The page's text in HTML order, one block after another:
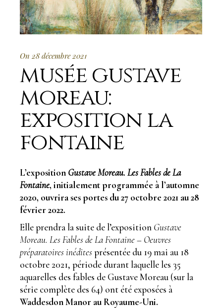
On 28 décembre 2021
musée gustave
moreau:
exposition la
fontaine
L’exposition Gustave Moreau. Les Fables de La
Fontaine, initialement programmée à l’automne
2020, ouvrira ses portes du 27 octobre 2021 au 28
février 2022.
Elle prendra la suite de l’exposition Gustave
Moreau. Les Fables de La Fontaine– Oeuvres
préparatoires inéditesprésentée du 19 mai au 18
octobre 2021, période durant laquelle les 35
aquarelles des fables de Gustave Moreau (sur la
série complète des 64) ont été exposées à
Waddesdon Manor au Royaume-Uni.